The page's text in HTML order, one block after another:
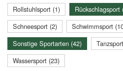
Rollstuhlsport (1)
Rückschlagsport
Schneesport (2)
Schwimmsport
Sonstige Sportarten (42)
Wassersport (23)